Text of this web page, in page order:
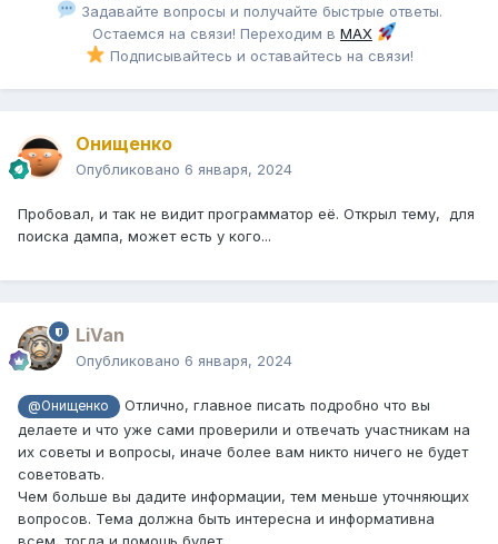
Задавайте вопросы и получайте быстрые ответы.
Остаемся на связи! Переходим в MAX
Подписывайтесь и оставайтесь на связи!
Онищенко
Опубликовано 6 января, 2024
Пробовал, и так не видит программатор её. Открыл тему, для
поиска дампа, может есть у кого...
LiVan
Опубликовано 6 января, 2024
@Онищенко
Отлично, главное писать подробно что вы
делаете и что уже сами проверили и отвечать участникам на
их советы и вопросы, иначе более вам никто ничего не будет
советовать.
Чем больше вы дадите информации, тем меньше уточняющих
вопросов. Тема должна быть интересна и информативна
всем, тогда и помощь будет.